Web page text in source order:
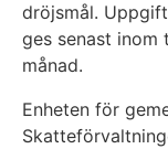
dröjsmål.
ges senast inom
månad.
Enheten för